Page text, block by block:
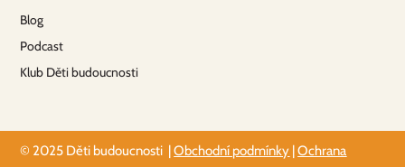
Blog
Podcast
Klub Děti budoucnosti
© 2025 Děti budoucnosti |Obchodní podmínky |Ochrana